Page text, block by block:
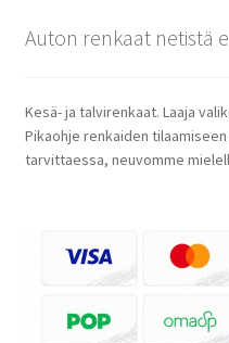
Auton renkaat netistä
Kesä- ja talvirenkaat. Laaja
Pikaohje renkaiden tilaamiseen
tarvittaessa, neuvomme